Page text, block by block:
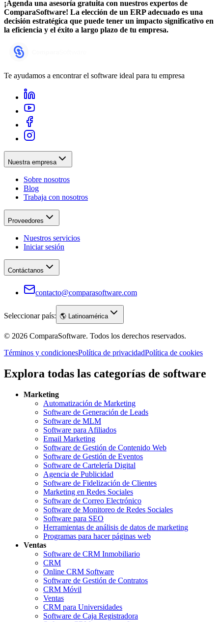
¡Agenda una asesoría gratuita con nuestros expertos de
ComparaSoftware! La elección de un ERP adecuado es una
decisión estratégica que puede tener un impacto significativo en
la eficiencia y el éxito a largo plazo de tu empresa.
Te ayudamos a encontrar el software ideal para tu empresa
Nuestra empresa
Sobre nosotros
Blog
Trabaja con nosotros
Proveedores
Nuestros servicios
Iniciar sesión
Contáctanos
contacto@comparasoftware.com
Seleccionar país: 🌎 Latinoamérica
© 2026 ComparaSoftware. Todos los derechos reservados.
Términos y condicionesPolítica de privacidadPolítica de cookies
Explora todas las categorías de software
Marketing
Automatización de Marketing
Software de Generación de Leads
Software de MLM
Software para Afiliados
Email Marketing
Software de Gestión de Contenido Web
Software de Gestión de Eventos
Software de Cartelería Digital
Agencia de Publicidad
Software de Fidelización de Clientes
Marketing en Redes Sociales
Software de Correo Electrónico
Software de Monitoreo de Redes Sociales
Software para SEO
Herramientas de análisis de datos de marketing
Programas para hacer páginas web
Ventas
Software de CRM Inmobiliario
CRM
Online CRM Software
Software de Gestión de Contratos
CRM Móvil
Ventas
CRM para Universidades
Software de Caja Registradora